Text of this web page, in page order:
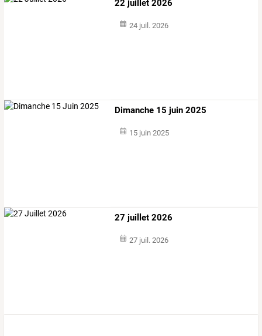
22 juillet 2026
24 juil. 2026
Dimanche 15 juin 2025
15 juin 2025
27 juillet 2026
27 juil. 2026